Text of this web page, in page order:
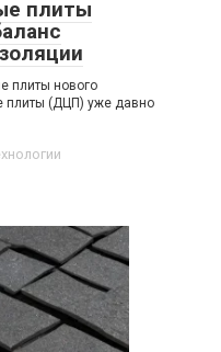
плиты
плиты нового
плиты (ДЦП) уже давно